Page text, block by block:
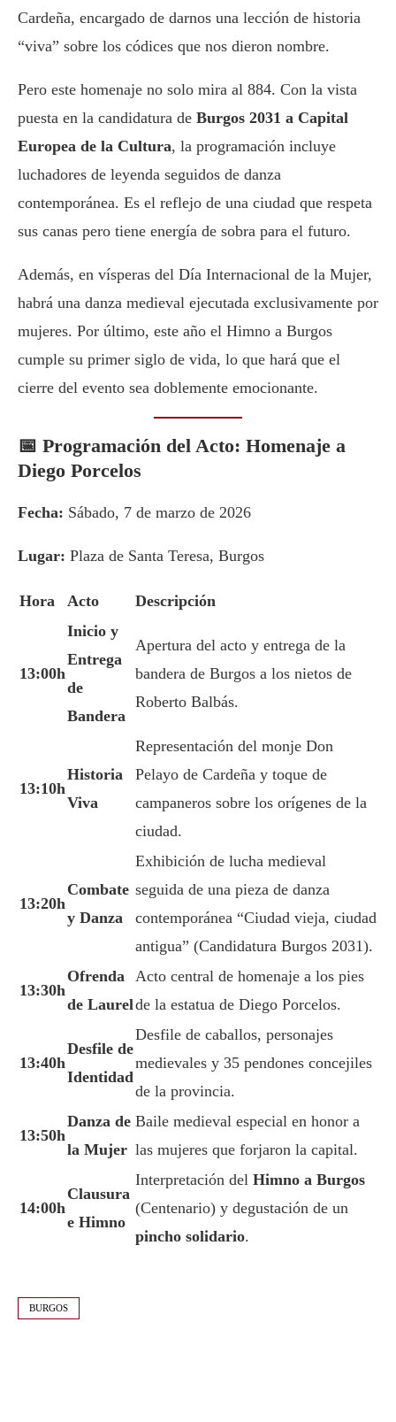
Cardeña, encargado de darnos una lección de historia
“viva” sobre los códices que nos dieron nombre.
Pero este homenaje no solo mira al 884. Con la vista
puesta en la candidatura de Burgos 2031 a Capital
Europea de la Cultura, la programación incluye
luchadores de leyenda seguidos de danza
contemporánea. Es el reflejo de una ciudad que respeta
sus canas pero tiene energía de sobra para el futuro.
Además, en vísperas del Día Internacional de la Mujer,
habrá una danza medieval ejecutada exclusivamente por
mujeres. Por último, este año el Himno a Burgos
cumple su primer siglo de vida, lo que hará que el
cierre del evento sea doblemente emocionante.
📅 Programación del Acto: Homenaje a
Diego Porcelos
Fecha: Sábado, 7 de marzo de 2026
Lugar: Plaza de Santa Teresa, Burgos
Hora Acto Descripción
13:00h
Inicio y
Entrega
de
Bandera
Apertura del acto y entrega de la
bandera de Burgos a los nietos de
Roberto Balbás.
13:10h
Historia
Viva
Representación del monje Don
Pelayo de Cardeña y toque de
campaneros sobre los orígenes de la
ciudad.
13:20h
Combate
y Danza
Exhibición de lucha medieval
seguida de una pieza de danza
contemporánea “Ciudad vieja, ciudad
antigua” (Candidatura Burgos 2031).
13:30h
Ofrenda
de Laurel
Acto central de homenaje a los pies
de la estatua de Diego Porcelos.
13:40h
Desfile de
Identidad
Desfile de caballos, personajes
medievales y 35 pendones concejiles
de la provincia.
13:50h
Danza de
la Mujer
Baile medieval especial en honor a
las mujeres que forjaron la capital.
14:00h
Clausura
e Himno
Interpretación del Himno a Burgos
(Centenario) y degustación de un
pincho solidario.
BURGOS